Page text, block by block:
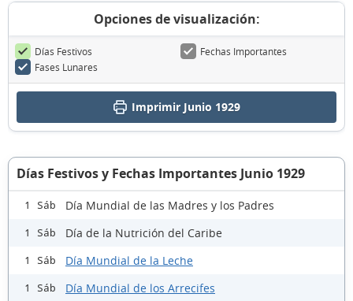
Opciones de visualización:
Días Festivos
Fechas Importantes
Fases Lunares
Imprimir Junio 1929
Días Festivos y Fechas Importantes Junio 1929
1 Sáb Día Mundial de las Madres y los Padres
1 Sáb Día de la Nutrición del Caribe
1 Sáb Día Mundial de la Leche
1 Sáb Día Mundial de los Arrecifes